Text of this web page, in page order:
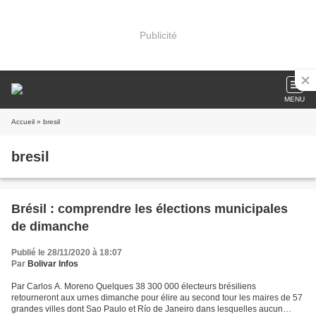
Publicité
MENU
Accueil » bresil
bresil
Brésil : comprendre les élections municipales
de dimanche
Publié le 28/11/2020 à 18:07
Par Bolivar Infos
Par Carlos A. Moreno Quelques 38 300 000 électeurs brésiliens
retourneront aux urnes dimanche pour élire au second tour les maires de 57
grandes villes dont Sao Paulo et Río de Janeiro dans lesquelles aucun